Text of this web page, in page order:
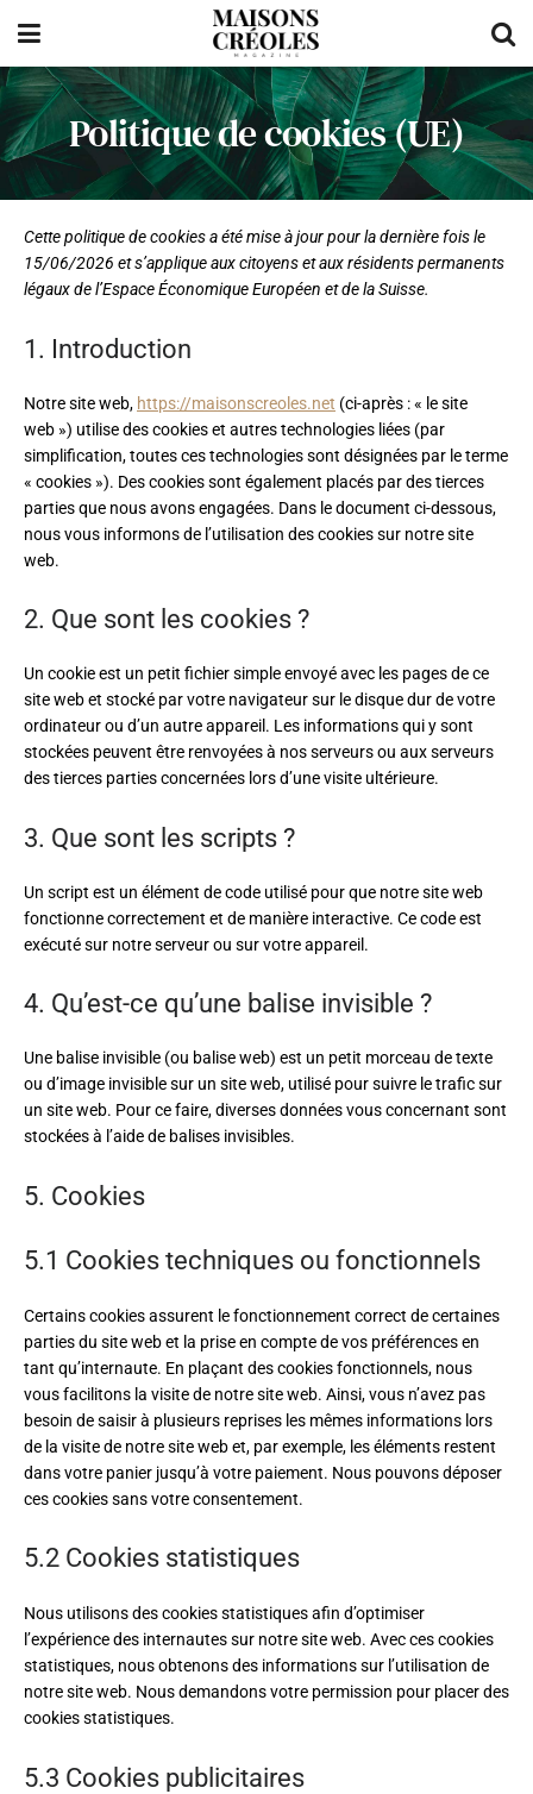
Politique de cookies (UE)
Cette politique de cookies a été mise à jour pour la dernière fois le
15/06/2026 et s’applique aux citoyens et aux résidents permanents
légaux de l’Espace Économique Européen et de la Suisse.
1. Introduction
Notre site web, https://maisonscreoles.net (ci-après : « le site
web ») utilise des cookies et autres technologies liées (par
simplification, toutes ces technologies sont désignées par le terme
« cookies »). Des cookies sont également placés par des tierces
parties que nous avons engagées. Dans le document ci-dessous,
nous vous informons de l’utilisation des cookies sur notre site
web.
2. Que sont les cookies ?
Un cookie est un petit fichier simple envoyé avec les pages de ce
site web et stocké par votre navigateur sur le disque dur de votre
ordinateur ou d’un autre appareil. Les informations qui y sont
stockées peuvent être renvoyées à nos serveurs ou aux serveurs
des tierces parties concernées lors d’une visite ultérieure.
3. Que sont les scripts ?
Un script est un élément de code utilisé pour que notre site web
fonctionne correctement et de manière interactive. Ce code est
exécuté sur notre serveur ou sur votre appareil.
4. Qu’est-ce qu’une balise invisible ?
Une balise invisible (ou balise web) est un petit morceau de texte
ou d’image invisible sur un site web, utilisé pour suivre le trafic sur
un site web. Pour ce faire, diverses données vous concernant sont
stockées à l’aide de balises invisibles.
5. Cookies
5.1 Cookies techniques ou fonctionnels
Certains cookies assurent le fonctionnement correct de certaines
parties du site web et la prise en compte de vos préférences en
tant qu’internaute. En plaçant des cookies fonctionnels, nous
vous facilitons la visite de notre site web. Ainsi, vous n’avez pas
besoin de saisir à plusieurs reprises les mêmes informations lors
de la visite de notre site web et, par exemple, les éléments restent
dans votre panier jusqu’à votre paiement. Nous pouvons déposer
ces cookies sans votre consentement.
5.2 Cookies statistiques
Nous utilisons des cookies statistiques afin d’optimiser
l’expérience des internautes sur notre site web. Avec ces cookies
statistiques, nous obtenons des informations sur l’utilisation de
notre site web. Nous demandons votre permission pour placer des
cookies statistiques.
5.3 Cookies publicitaires